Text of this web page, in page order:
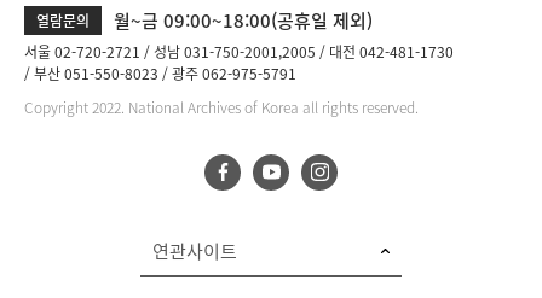
열람문의 월~금 09:00~18:00(공휴일 제외)
서울 02-720-2721 성남 031-750-2001,2005
대전 042-481-1730
부산 051-550-8023
광주 062-975-5791
Copyright 2022. National Archives of Korea all rights reserved.
연관사이트